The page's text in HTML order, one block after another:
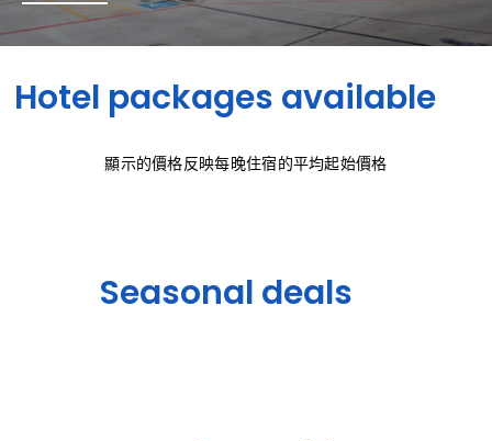
Hotel packages available
顯示的價格反映每晚住宿的平均起始價格
Seasonal deals